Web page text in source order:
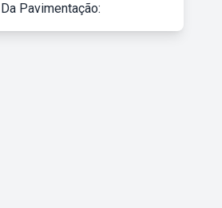
Da Pavimentação: